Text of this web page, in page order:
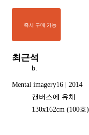
즉시 구매 가능
최근석
b.
Mental imagery16 | 2014
캔버스에 유채
130x162cm (100호)